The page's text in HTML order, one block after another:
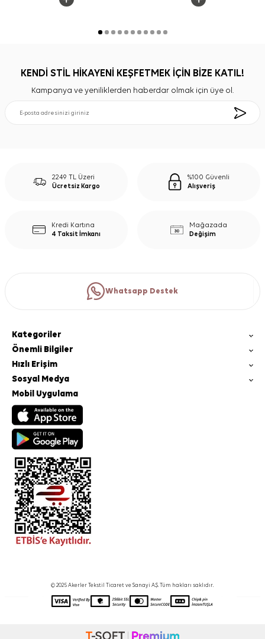
KENDİ STİL HİKAYENİ KEŞFETMEK İÇİN BİZE KATIL!
Kampanya ve yeniliklerden haberdar olmak için üye ol.
2249 TL Üzeri
Ücretsiz Kargo
%100 Güvenli
Alışveriş
Kredi Kartına
4 Taksit İmkanı
Mağazada
Değişim
Whatsapp Destek
Kategoriler
Önemli Bilgiler
Hızlı Erişim
Sosyal Medya
Mobil Uygulama
© 2025 Akerler Tekstil Ticaret ve Sanayi A.Ş. Tüm hakları saklıdır.